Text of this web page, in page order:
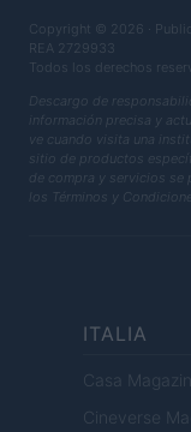
Copyright © 2026 ·
REA 2729933
Todos los derechos
Descargo de
información precisa y
ve cuando visita una
sitio de productos
de compra y servicios se
los Términos y
ITALIA
Casa
Cineverse